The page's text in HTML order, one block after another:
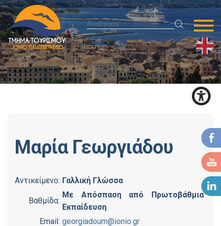
Μαρία Γεωργιάδου
Αντικείμενο: Γαλλική Γλώσσα
Βαθμίδα:
Με Απόσπαση από Πρωτοβάθμια
Εκπαίδευση
Email: georgiadoum@ionio.gr